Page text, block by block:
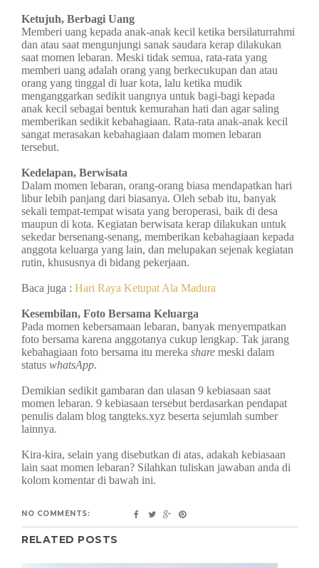
Ketujuh, Berbagi Uang
Memberi uang kepada anak-anak kecil ketika bersilaturrahmi
dan atau saat mengunjungi sanak saudara kerap dilakukan
saat momen lebaran. Meski tidak semua, rata-rata yang
memberi uang adalah orang yang berkecukupan dan atau
orang yang tinggal di luar kota, lalu ketika mudik
menganggarkan sedikit uangnya untuk bagi-bagi kepada
anak kecil sebagai bentuk kemurahan hati dan agar saling
memberikan sedikit kebahagiaan. Rata-rata anak-anak kecil
sangat merasakan kebahagiaan dalam momen lebaran
tersebut.
Kedelapan, Berwisata
Dalam momen lebaran, orang-orang biasa mendapatkan hari
libur lebih panjang dari biasanya. Oleh sebab itu, banyak
sekali tempat-tempat wisata yang beroperasi, baik di desa
maupun di kota. Kegiatan berwisata kerap dilakukan untuk
sekedar bersenang-senang, memberikan kebahagiaan kepada
anggota keluarga yang lain, dan melupakan sejenak kegiatan
rutin, khususnya di bidang pekerjaan.
Baca juga : Hari Raya Ketupat Ala Madura
Kesembilan, Foto Bersama Keluarga
Pada momen kebersamaan lebaran, banyak menyempatkan
foto bersama karena anggotanya cukup lengkap. Tak jarang
kebahagiaan foto bersama itu mereka share meski dalam
status whatsApp.
Demikian sedikit gambaran dan ulasan 9 kebiasaan saat
momen lebaran. 9 kebiasaan tersebut berdasarkan pendapat
penulis dalam blog tangteks.xyz beserta sejumlah sumber
lainnya.
Kira-kira, selain yang disebutkan di atas, adakah kebiasaan
lain saat momen lebaran? Silahkan tuliskan jawaban anda di
kolom komentar di bawah ini.
NO COMMENTS:
RELATED POSTS